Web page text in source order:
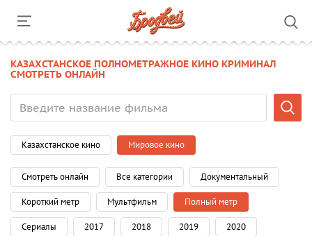
КАЗАХСТАНСКОЕ ПОЛНОМЕТРАЖНОЕ КИНО КРИМИНАЛ
СМОТРЕТЬ ОНЛАЙН
Казахстанское кино Мировое кино
Смотреть онлайн Все категории Документальный
Короткий метр Мультфильм Полный метр
Сериалы 2017 2018 2019 2020